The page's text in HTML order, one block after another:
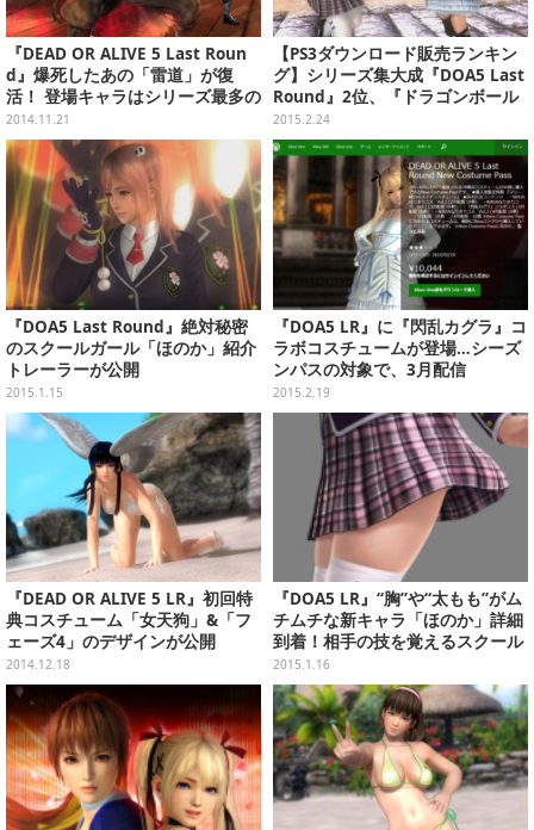
『DEAD OR ALIVE 5 Last Roun
d』爆死したあの「雷道」が復
活！ 登場キャラはシリーズ最多の
34名
2014.11.21
【PS3ダウンロード販売ランキン
グ】シリーズ集大成『DOA5 Last
Round』2位、『ドラゴンボール
ゼノバース』3位へ（2/24）
2015.2.24
『DOA5 Last Round』絶対秘密
のスクールガール「ほのか」紹介
トレーラーが公開
2015.1.15
『DOA5 LR』に『閃乱カグラ』コ
ラボコスチュームが登場…シーズ
ンパスの対象で、3月配信
2015.2.19
『DEAD OR ALIVE 5 LR』初回特
典コスチューム「女天狗」&「フ
ェーズ4」のデザインが公開
2014.12.18
『DOA5 LR』“胸”や“太もも”がム
チムチな新キャラ「ほのか」詳細
到着！相手の技を覚えるスクール
ガール
2015.1.16